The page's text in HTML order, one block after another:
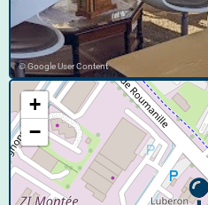
© Google User Content
+
−